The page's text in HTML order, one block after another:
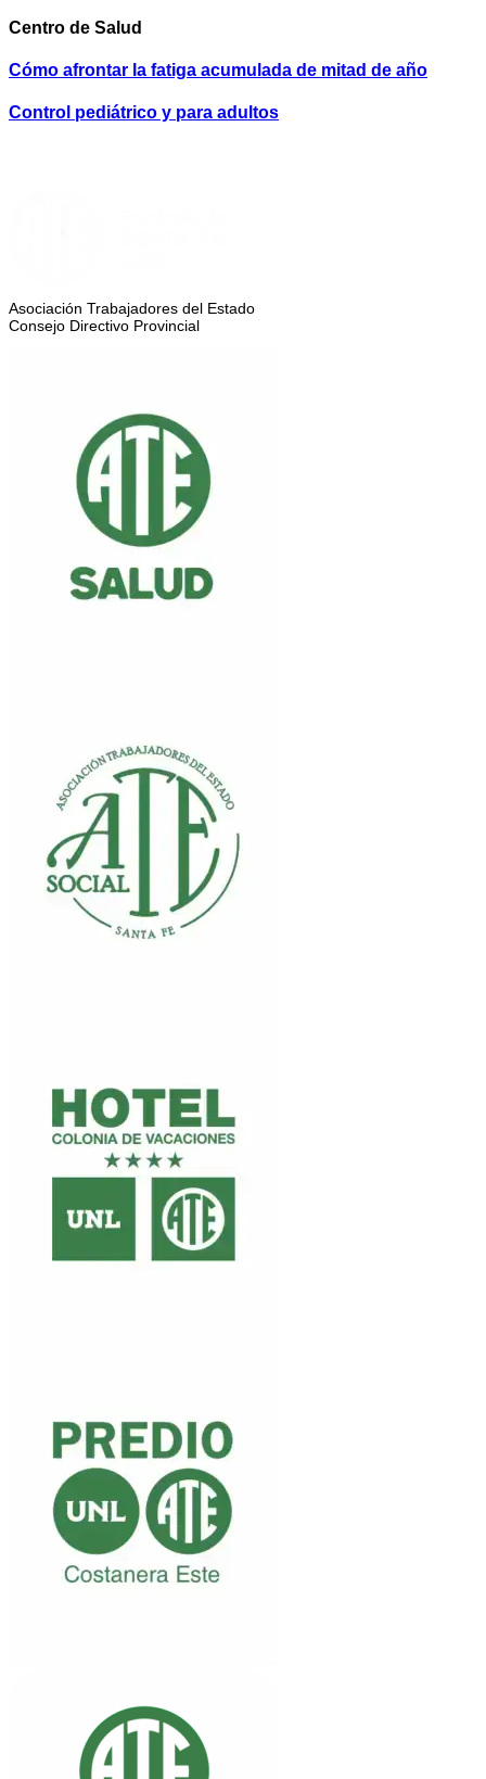
Centro de Salud
Cómo afrontar la fatiga acumulada de mitad de año
Control pediátrico y para adultos
Asociación Trabajadores del Estado
Consejo Directivo Provincial